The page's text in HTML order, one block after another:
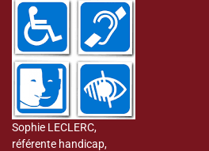
Sophie LECLERC,
référente handicap,